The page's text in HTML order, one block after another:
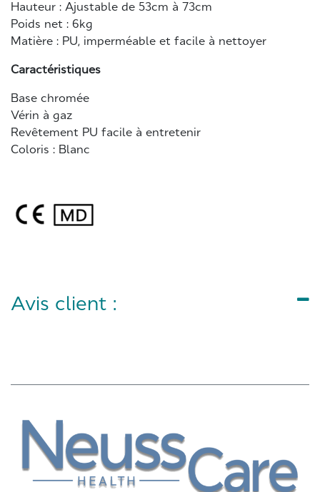
Hauteur : Ajustable de 53cm à 73cm
Poids net : 6kg
Matière : PU, imperméable et facile à nettoyer
Caractéristiques
Base chromée
Vérin à gaz
Revêtement PU facile à entretenir
Coloris : Blanc
Avis client :